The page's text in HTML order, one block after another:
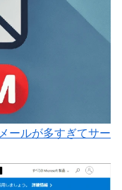
ールが多すぎてサー